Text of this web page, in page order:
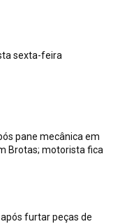
sexta-feira
pane mecânica em
Brotas; motorista fica
furtar peças de